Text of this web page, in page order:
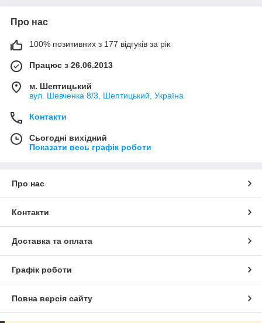
Про нас
100% позитивних з 177 відгуків за рік
Працює з 26.06.2013
м. Шептицький
вул. Шевченка 8/3, Шептицький, Україна
Контакти
Сьогодні вихідний
Показати весь графік роботи
Про нас
Контакти
Доставка та оплата
Графік роботи
Повна версія сайту